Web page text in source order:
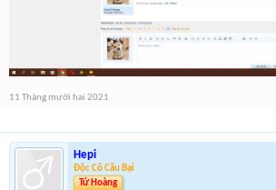
11 Tháng mười hai 2021
Hepi
Độc Cô Cầu Bại
Tứ Hoàng